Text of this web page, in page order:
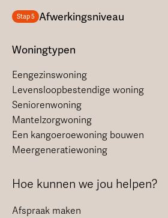
Stap 5 Afwerkingsniveau
Woningtypen
Eengezinswoning
Levensloopbestendige woning
Seniorenwoning
Mantelzorgwoning
Een kangoeroewoning bouwen
Meergeneratiewoning
Hoe kunnen we jou helpen?
Afspraak maken